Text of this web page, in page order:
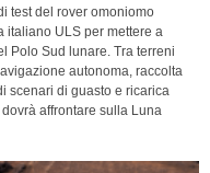
test del rover omoniomo
italiano ULS per mettere a
Polo Sud lunare. Tra terreni
autonoma, raccolta
scenari di guasto e ricarica
affrontare sulla Luna